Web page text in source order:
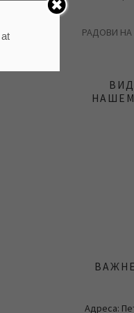
РАДОВИ
НАШЕМ
Адреса: